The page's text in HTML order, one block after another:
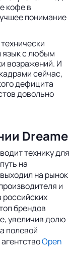
кофе в
понимание
язык с любым
возражений. И
сейчас,
дефицита
довольно
Dreame
технику для
на
на рынок
и
российских
брендов
увеличив долю
полевой
Open